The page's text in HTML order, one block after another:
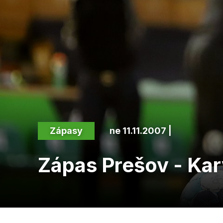
Zápasy ne 11.11.2007 |
Zápas Prešov -